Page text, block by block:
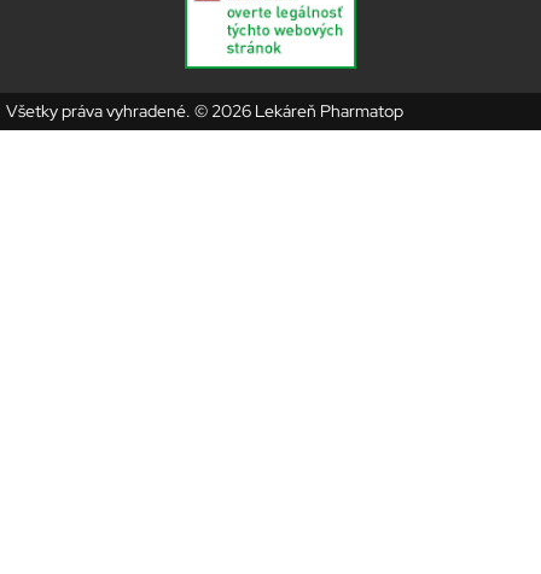
Všetky práva vyhradené. © 2026 Lekáreň Pharmatop